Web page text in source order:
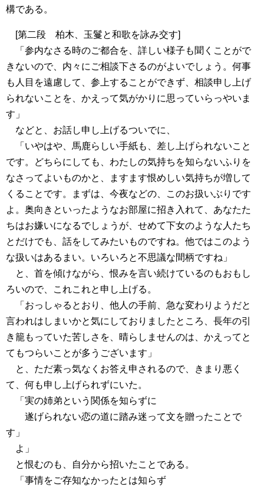
構である。
[第二段 柏木、玉鬘と和歌を詠み交す]
「参内なさる時のご都合を、詳しい様子も聞くことがで
きないので、内々にご相談下さるのがよいでしょう。何事
も人目を遠慮して、参上することができず、相談申し上げ
られないことを、かえって気がかりに思っていらっやいま
す」
などと、お話し申し上げるついでに、
「いやはや、馬鹿らしい手紙も、差し上げられないこと
です。どちらにしても、わたしの気持ちを知らないふりを
なさってよいものかと、ますます恨めしい気持ちが増して
くることです。まずは、今夜などの、このお扱いぶりです
よ。奥向きといったようなお部屋に招き入れて、あなたた
ちはお嫌いになるでしょうが、せめて下女のような人たち
とだけでも、話をしてみたいものですね。他ではこのよう
な扱いはあるまい。いろいろと不思議な間柄ですね」
と、首を傾けながら、恨みを言い続けているのもおもし
ろいので、これこれと申し上げる。
「おっしゃるとおり、他人の手前、急な変わりようだと
言われはしまいかと気にしておりましたところ、長年の引
き籠もっていた苦しさを、晴らしませんのは、かえってと
てもつらいことが多うございます」
と、ただ素っ気なくお答え申されるので、きまり悪く
て、何も申し上げられずにいた。
「実の姉弟という関係を知らずに
遂げられない恋の道に踏み迷って文を贈ったことで
す」
よ」
と恨むのも、自分から招いたことである。
「事情をご存知なかったとは知らず